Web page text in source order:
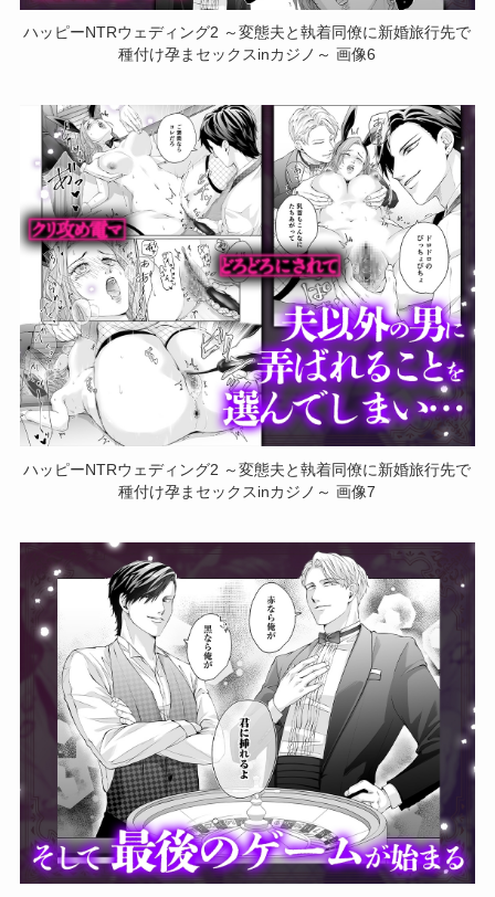
ハッピーNTRウェディング2 ～変態夫と執着同僚に新婚旅行先で
種付け孕まセックスinカジノ～ 画像6
ハッピーNTRウェディング2 ～変態夫と執着同僚に新婚旅行先で
種付け孕まセックスinカジノ～ 画像7